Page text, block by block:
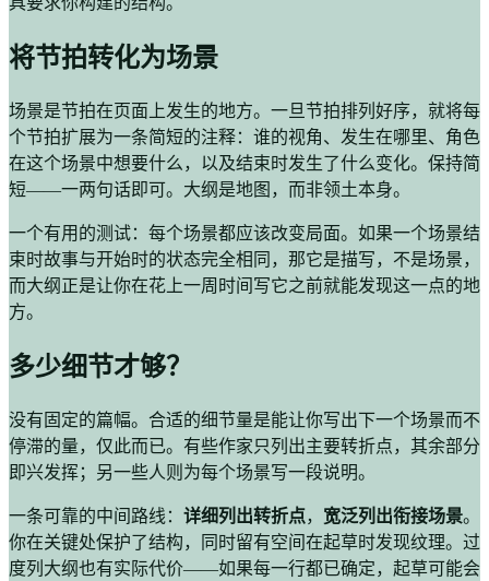
将节拍转化为场景
场景是节拍在页面上发生的地方。一旦节拍排列好序，就将每
个节拍扩展为一条简短的注释：谁的视角、发生在哪里、角色
在这个场景中想要什么，以及结束时发生了什么变化。保持简
短——一两句话即可。大纲是地图，而非领土本身。
一个有用的测试：每个场景都应该改变局面。如果一个场景结
束时故事与开始时的状态完全相同，那它是描写，不是场景，
而大纲正是让你在花上一周时间写它之前就能发现这一点的地
方。
多少细节才够？
没有固定的篇幅。合适的细节量是能让你写出下一个场景而不
停滞的量，仅此而已。有些作家只列出主要转折点，其余部分
即兴发挥；另一些人则为每个场景写一段说明。
一条可靠的中间路线： 详细列出转折点， 宽泛列出衔接场景。
你在关键处保护了结构，同时留有空间在起草时发现纹理。过
度列大纲也有实际代价——如果每一行都已确定，起草可能会